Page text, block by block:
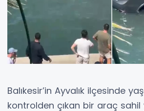
Balıkesir’in Ayvalık ilçesinde
kontrolden çıkan bir araç sahil